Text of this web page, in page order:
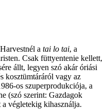
a tai lo tai, a
Csak füttyentenie kellett,
állt, legyen szó akár óriási
kosztümtáráról vagy az
os szuperprodukciója, a
(szó szerint: Gazdagok
a végletekig kihasználja.